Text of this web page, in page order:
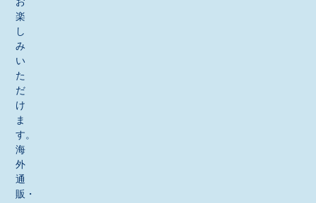
楽
し
み
い
た
だ
け
ま
す。
海
外
通
販・